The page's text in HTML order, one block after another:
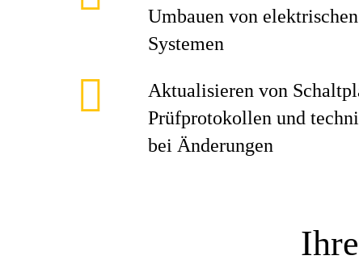
Umbauen von
Systemen
Aktualisieren von
Prüfprotokollen und
bei Änderungen